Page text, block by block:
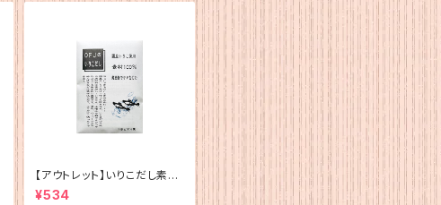
【アウトレット】いりこだし素材
100%(15g×4)
¥534